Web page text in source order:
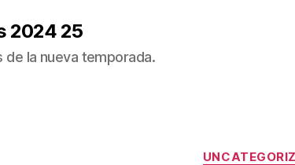
2024 25
de la nueva temporada.